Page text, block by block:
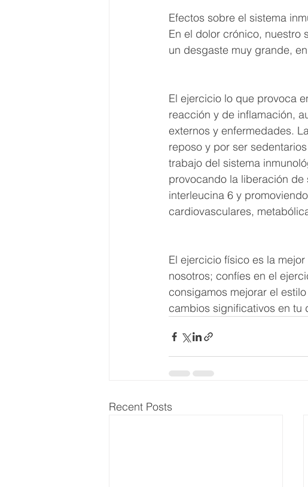
Efectos sobre el sistema
En el dolor crónico, nuestro
un desgaste muy grande,
El ejercicio lo que provoca
reacción y de inflamación,
externos y enfermedades.
reposo y por ser
trabajo del sistema
provocando la liberación
interleucina 6 y
cardiovasculares,
El ejercicio físico es la
nosotros; confíes en el
consigamos mejorar el
cambios significativos en
Recent Posts